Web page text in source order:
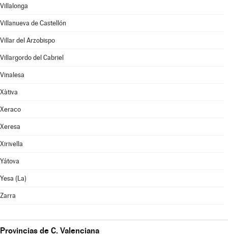
Villalonga
Villanueva de Castellón
Villar del Arzobispo
Villargordo del Cabriel
Vinalesa
Xàtiva
Xeraco
Xeresa
Xirivella
Yátova
Yesa (La)
Zarra
Provincias de C. Valenciana